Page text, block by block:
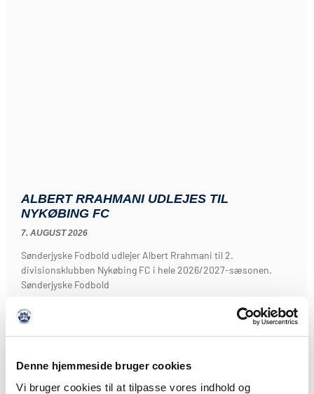
Denne hjemmeside bruger cookies
Vi bruger cookies til at tilpasse vores indhold og
ALBERT RRAHMANI UDLEJES TIL
NYKØBING FC
7. AUGUST 2026
Sønderjyske Fodbold udlejer Albert Rrahmani til 2.
divisionsklubben Nykøbing FC i hele 2026/2027-sæsonen.
Sønderjyske Fodbold
LÆS MERE